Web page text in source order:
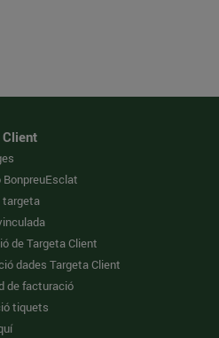
Client
targeta
de Targeta Client
dades Targeta Client
de facturació
tiquets